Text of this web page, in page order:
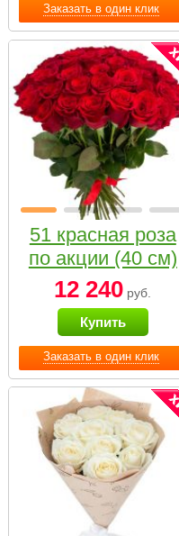
Заказать в один клик
Заказать в один клик
51 красная роза
по акции (40 см)
12 240 руб.
Купить